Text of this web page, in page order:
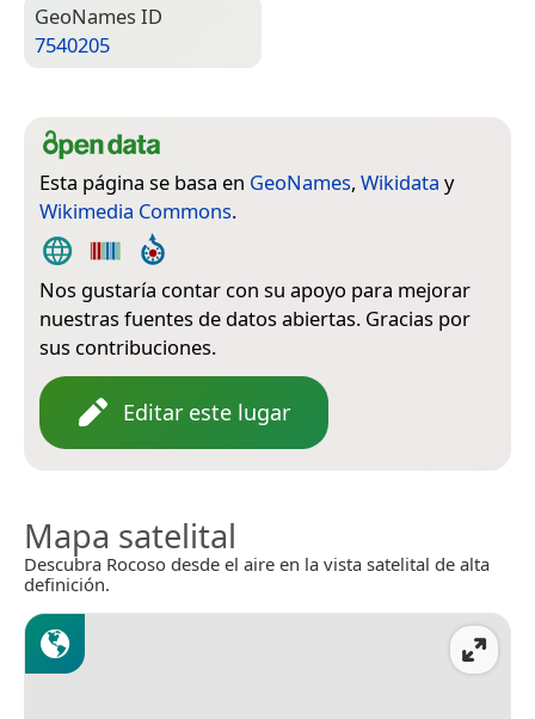
Geo­Names ID
7540205
Esta página se basa en GeoNames, Wikidata y
Wikimedia Commons.
Nos gustaría contar con su apoyo para mejorar
nuestras fuentes de datos abiertas. Gracias por
sus contribuciones.
Editar este lugar
Mapa satelital
Descubra Rocoso desde el aire en la vista satelital de alta
definición.